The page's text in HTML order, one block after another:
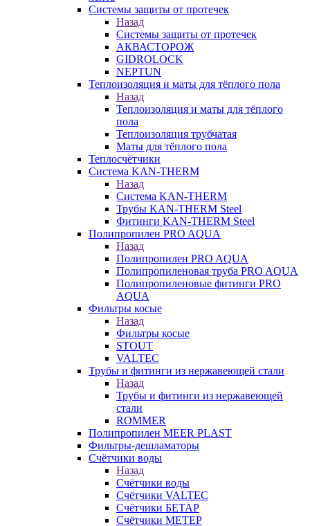
Системы защиты от протечек
Назад
Системы защиты от протечек
АКВАСТОРОЖ
GIDROLOCK
NEPTUN
Теплоизоляция и маты для тёплого пола
Назад
Теплоизоляция и маты для тёплого
пола
Теплоизоляция трубчатая
Маты для тёплого пола
Теплосчётчики
Система KAN-THERM
Назад
Система KAN-THERM
Трубы KAN-THERM Steel
Фитинги KAN-THERM Steel
Полипропилен PRO AQUA
Назад
Полипропилен PRO AQUA
Полипропиленовая труба PRO AQUA
Полипропиленовые фитинги PRO
AQUA
Фильтры косые
Назад
Фильтры косые
STOUT
VALTEC
Трубы и фитинги из нержавеющей стали
Назад
Трубы и фитинги из нержавеющей
стали
ROMMER
Полипропилен MEER PLAST
Фильтры-дешламаторы
Счётчики воды
Назад
Счётчики воды
Счётчики VALTEC
Счётчики БЕТАР
Счётчики МЕТЕР